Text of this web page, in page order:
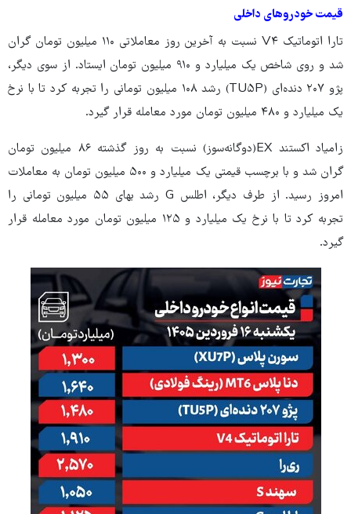
قیمت خودروهای داخلی
تارا اتوماتیک V۴ نسبت به آخرین روز معاملاتی ۱۱۰ میلیون تومان گران
شد و روی شاخص یک میلیارد و ۹۱۰ میلیون تومان ایستاد. از سوی دیگر،
پژو ۲۰۷ دنده‌ای (TU۵P) رشد ۱۰۸ میلیون تومانی را تجربه کرد تا با نرخ
یک میلیارد و ۴۸۰ میلیون تومان مورد معامله قرار گیرد.
زامیاد اکستند EX(دوگانه‌سوز) نسبت به روز گذشته ۸۶ میلیون تومان
گران شد و با برچسب قیمتی یک میلیارد و ۵۰۰ میلیون تومان به معاملات
امروز رسید. از طرف دیگر، اطلس G رشد بهای ۵۵ میلیون تومانی را
تجربه کرد تا با نرخ یک میلیارد و ۱۲۵ میلیون تومان مورد معامله قرار
گیرد.